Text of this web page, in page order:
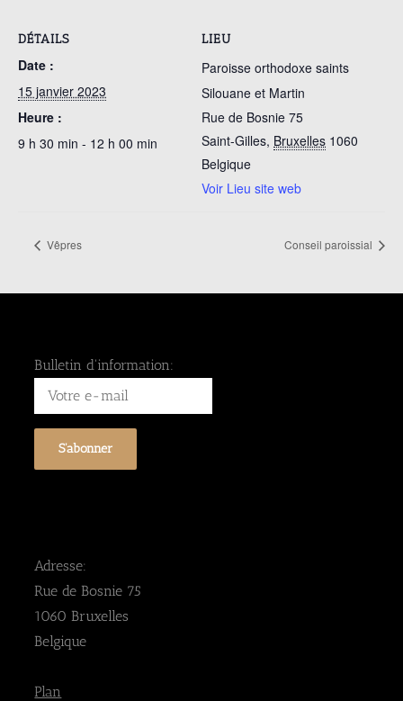
DÉTAILS
Date :
15 janvier 2023
Heure :
9 h 30 min - 12 h 00 min
LIEU
Paroisse orthodoxe saints
Silouane et Martin
Rue de Bosnie 75
Saint-Gilles, Bruxelles 1060
Belgique
Voir Lieu site web
Vêpres Conseil paroissial
Bulletin d'information:
Adresse:
Rue de Bosnie 75
1060 Bruxelles
Belgique
Plan